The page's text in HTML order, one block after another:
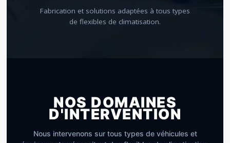
Fabrication et solutions adaptées à tous types
de flexibles de climatisation.
NOS DOMAINES
D'INTERVENTION
Nous intervenons sur tous types de véhicules et